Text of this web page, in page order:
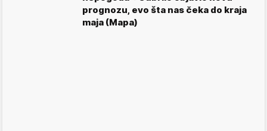
prognozu, evo šta nas čeka do kraja
maja (Mapa)